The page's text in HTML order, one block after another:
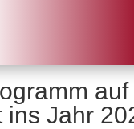
ins Jahr